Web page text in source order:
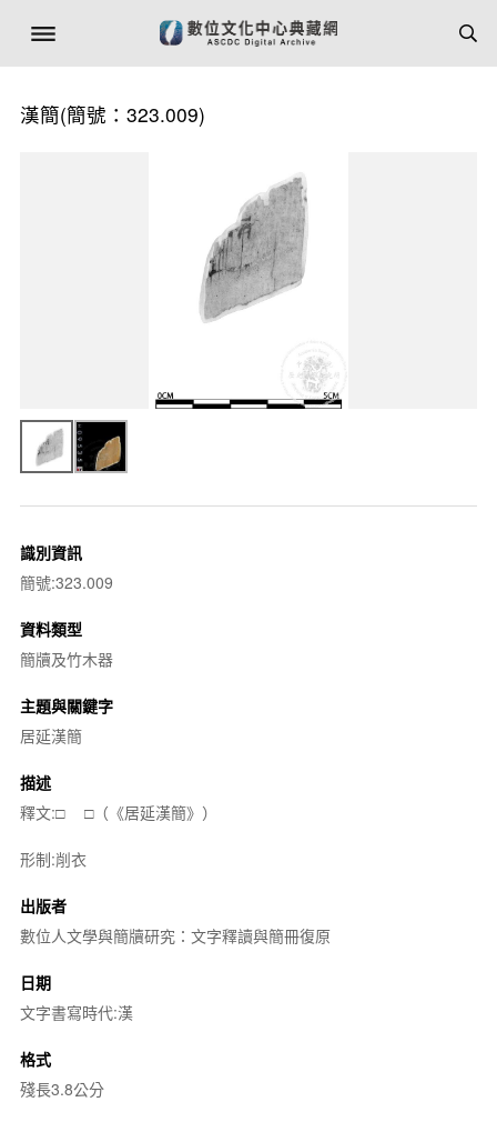
漢簡(簡號：323.009)
識別資訊
簡號:323.009
資料類型
簡牘及竹木器
主題與關鍵字
居延漢簡
描述
釋文:□ □（《居延漢簡》）
形制:削衣
出版者
數位人文學與簡牘研究：文字釋讀與簡冊復原
日期
文字書寫時代:漢
格式
殘長3.8公分